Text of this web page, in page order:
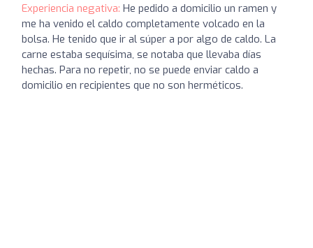
Experiencia negativa: He pedido a domicilio un ramen y
me ha venido el caldo completamente volcado en la
bolsa. He tenido que ir al súper a por algo de caldo. La
carne estaba sequísima, se notaba que llevaba días
hechas. Para no repetir, no se puede enviar caldo a
domicilio en recipientes que no son herméticos.